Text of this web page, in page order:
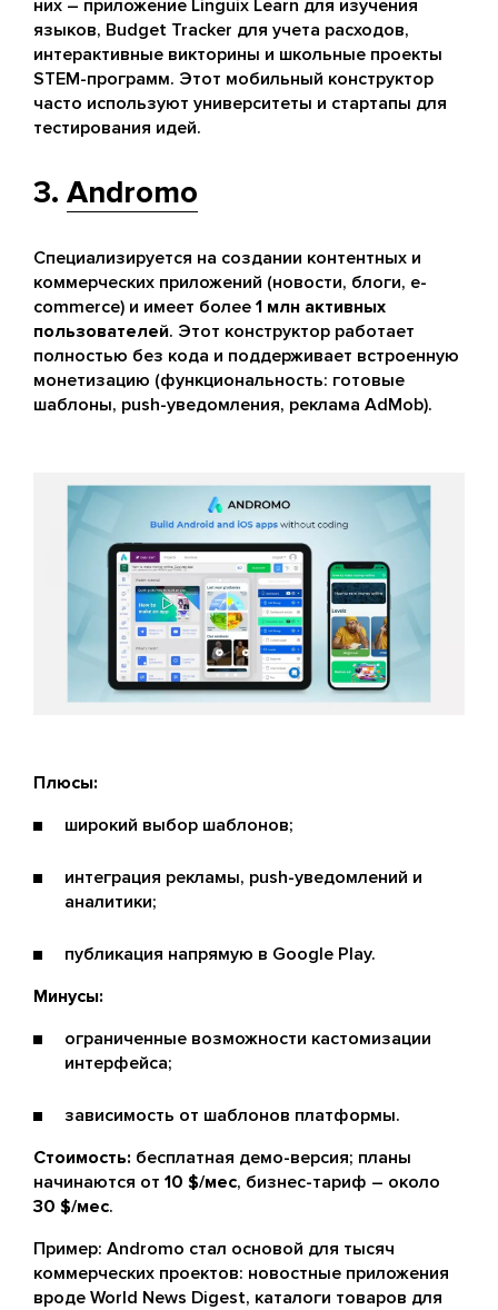
них – приложение Linguix Learn для изучения
языков, Budget Tracker для учета расходов,
интерактивные викторины и школьные проекты
STEM-программ. Этот мобильный конструктор
часто используют университеты и стартапы для
тестирования идей.
3. Andromo
Специализируется на создании контентных и
коммерческих приложений (новости, блоги, e-
commerce) и имеет более 1 млн активных
пользователей. Этот конструктор работает
полностью без кода и поддерживает встроенную
монетизацию (функциональность: готовые
шаблоны, push-уведомления, реклама AdMob).
Плюсы:
широкий выбор шаблонов;
интеграция рекламы, push-уведомлений и
аналитики;
публикация напрямую в Google Play.
Минусы:
ограниченные возможности кастомизации
интерфейса;
зависимость от шаблонов платформы.
Стоимость: бесплатная демо-версия; планы
начинаются от 10 $/мес, бизнес-тариф – около
30 $/мес.
Пример: Andromo стал основой для тысяч
коммерческих проектов: новостные приложения
вроде World News Digest, каталоги товаров для